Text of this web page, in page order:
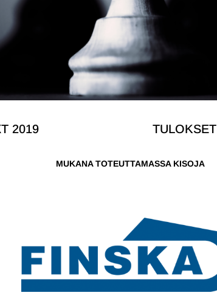
2019 TULOKSET
MUKANA TOTEUTTAMASSA KISOJA